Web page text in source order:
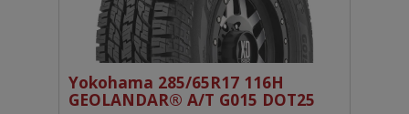
Yokohama 285/65R17 116H
GEOLANDAR® A/T G015 DOT25